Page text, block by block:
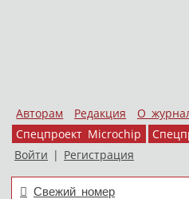
Авторам Редакция О
Спецпроект Microchip
Войти | Регистрация
Свежий номер